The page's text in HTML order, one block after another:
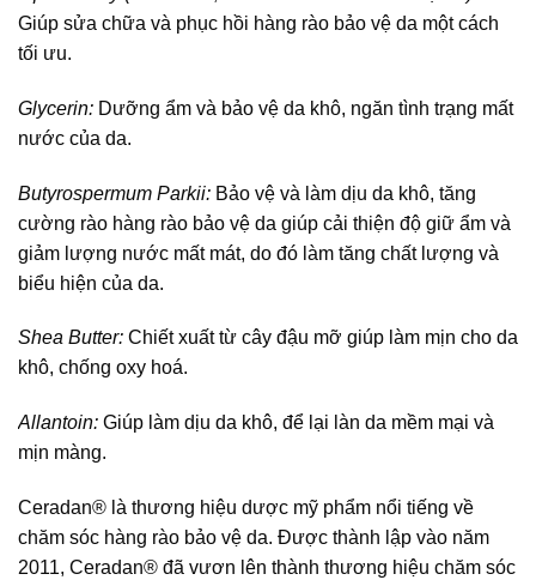
Giúp sửa chữa và phục hồi hàng rào bảo vệ da một cách
tối ưu.
Glycerin: Dưỡng ẩm và bảo vệ da khô, ngăn tình trạng mất
nước của da.
Butyrospermum Parkii: Bảo vệ và làm dịu da khô, tăng
cường rào hàng rào bảo vệ da giúp cải thiện độ giữ ẩm và
giảm lượng nước mất mát, do đó làm tăng chất lượng và
biểu hiện của da.
Shea Butter: Chiết xuất từ cây đậu mỡ giúp làm mịn cho da
khô, chống oxy hoá.
Allantoin: Giúp làm dịu da khô, để lại làn da mềm mại và
mịn màng.
Ceradan® là thương hiệu dược mỹ phẩm nổi tiếng về
chăm sóc hàng rào bảo vệ da. Được thành lập vào năm
2011, Ceradan® đã vươn lên thành thương hiệu chăm sóc